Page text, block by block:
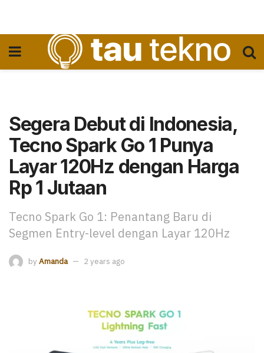
Segera Debut di Indonesia,
Tecno Spark Go 1 Punya
Layar 120Hz dengan Harga
Rp 1 Jutaan
Tecno Spark Go 1: Penantang Baru di
Segmen Entry-level dengan Layar 120Hz
by Amanda 2 years ago